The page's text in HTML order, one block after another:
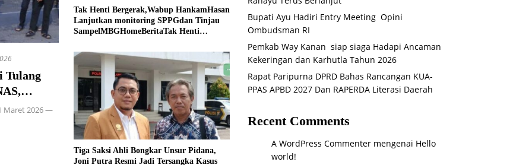
Tulang
di
Maret 2026 —
Tak Henti Bergerak,Wabup HankamHasan
Lanjutkan monitoring SPPGdan Tinjau
SampelMBGHomeBeritaTak Henti
Tiga Saksi Ahli Bongkar Unsur Pidana,
Joni Putra Resmi Jadi Tersangka Kasus
Bupati Ayu Hadiri Entry Meeting Opini
Ombudsman RI
Pemkab Way Kanan siap siaga Hadapi Ancaman
Kekeringan dan Karhutla Tahun 2026
Rapat Paripurna DPRD Bahas Rancangan KUA-
PPAS APBD 2027 Dan RAPERDA Literasi Daerah
Recent Comments
A WordPress Commenter mengenai Hello
world!